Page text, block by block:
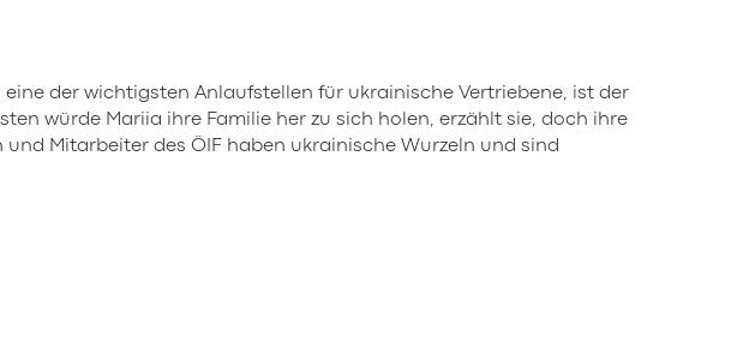
der wichtigsten Anlaufstellen für ukrainische Vertriebene, ist der
würde Mariia ihre Familie her zu sich holen, erzählt sie, doch ihre
Mitarbeiter des ÖIF haben ukrainische Wurzeln und sind